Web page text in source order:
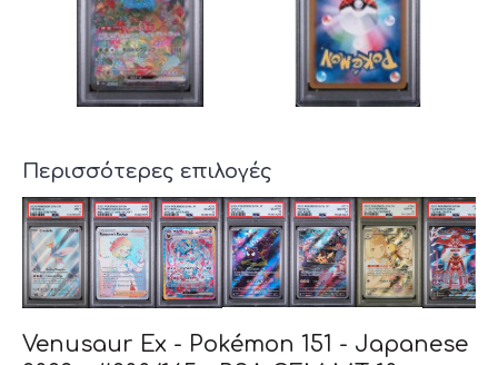
Περισσότερες επιλογές
Venusaur Ex - Pokémon 151 - Japanese